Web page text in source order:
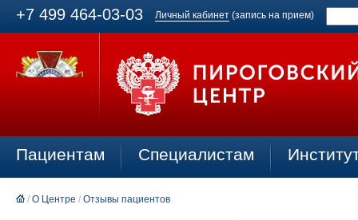
+7 499 464-03-03 Личный кабинет (запись на прием)
Пациентам Специалистам
/ О Центре / Отзывы пациентов